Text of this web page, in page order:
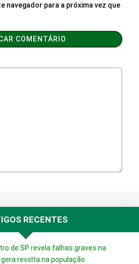
navegador para a próxima vez que
RECENTES
de SP revela falhas graves na
revolta na população